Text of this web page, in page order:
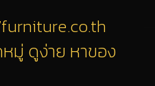
มู่ ดูง่าย หาของ